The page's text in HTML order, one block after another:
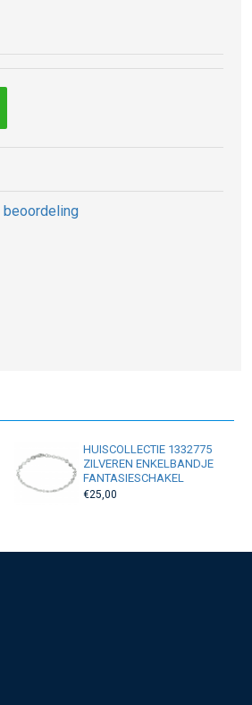
beoordeling
HUISCOLLECTIE 1332775
ZILVEREN ENKELBANDJE
FANTASIESCHAKEL
€25,00